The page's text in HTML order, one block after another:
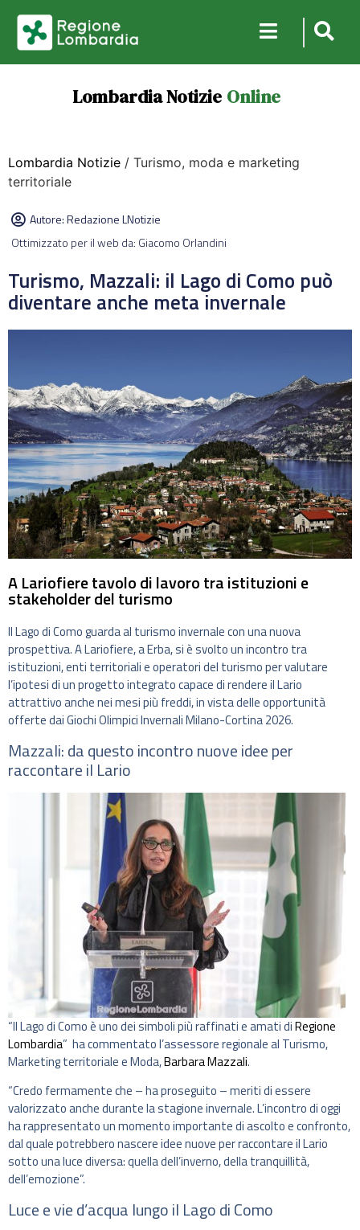
Lombardia Notizie Online
Lombardia Notizie / Turismo, moda e marketing
territoriale
Autore:Redazione LNotizie
Ottimizzato per il web da: Giacomo Orlandini
Turismo, Mazzali: il Lago di Como può
diventare anche meta invernale
A Lariofiere tavolo di lavoro tra istituzioni e
stakeholder del turismo
Il Lago di Como guarda al turismo invernale con una nuova
prospettiva. A Lariofiere, a Erba, si è svolto un incontro tra
istituzioni, enti territoriali e operatori del turismo per valutare
l’ipotesi di un progetto integrato capace di rendere il Lario
attrattivo anche nei mesi più freddi, in vista delle opportunità
offerte dai Giochi Olimpici Invernali Milano-Cortina 2026.
Mazzali: da questo incontro nuove idee per
raccontare il Lario
“Il Lago di Como è uno dei simboli più raffinati e amati diRegione
Lombardia” ha commentato l’assessore regionale al Turismo,
Marketing territoriale e Moda,Barbara Mazzali.
“Credo fermamente che – ha proseguito – meriti di essere
valorizzato anche durante la stagione invernale. L’incontro di oggi
ha rappresentato un momento importante di ascolto e confronto,
dal quale potrebbero nascere idee nuove per raccontare il Lario
sotto una luce diversa: quella dell’inverno, della tranquillità,
dell’emozione”.
Luce e vie d’acqua lungo il Lago di Como